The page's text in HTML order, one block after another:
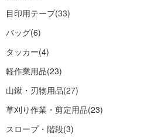
目印用テープ(33)
バッグ(6)
タッカー(4)
軽作業用品(23)
山鍬・刃物用品(27)
草刈り作業・剪定用品(23)
スロープ・階段(3)